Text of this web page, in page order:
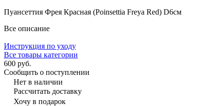
Пуансеттия Фрея Красная (Poinsettia Freya Red) D6см
Все описание
Инструкция по уходу
Все товары категории
600 руб.
Сообщить о поступлении
Нет в наличии
Рассчитать доставку
Хочу в подарок